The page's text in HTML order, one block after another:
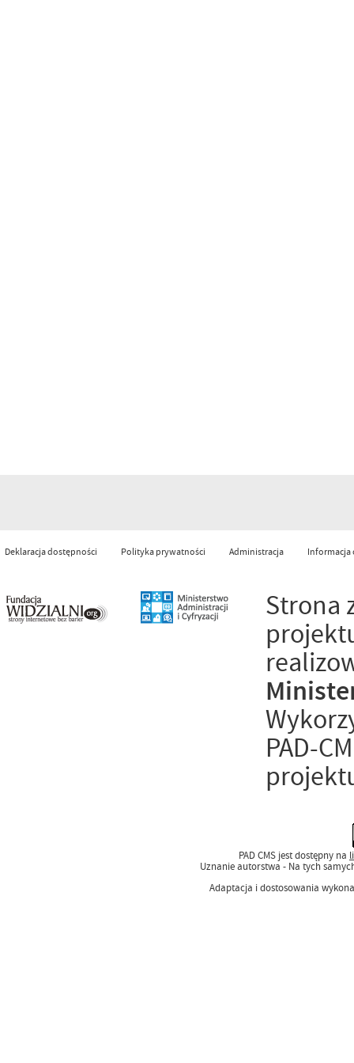
Deklaracja dostępności Polityka prywatności Administracja Informacja
Strona
PAD-
PAD CMS jest dostępny na
Uznanie autorstwa - Na tych
Adaptacja i dostosowania